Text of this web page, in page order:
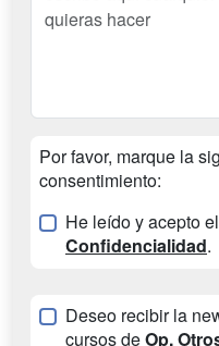
Por favor, marque la
consentimiento:
He leído y acepto el
Confidencialidad.
Deseo recibir la
cursos deOp.